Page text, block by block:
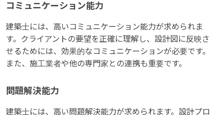
コミュニケーション能力
建築士には、高いコミュニケーション能力が求められま
す。クライアントの要望を正確に理解し、設計図に反映さ
せるためには、効果的なコミュニケーションが必要です。
また、施工業者や他の専門家との連携も重要です。
問題解決能力
建築士には、高い問題解決能力が求められます。設計プロ